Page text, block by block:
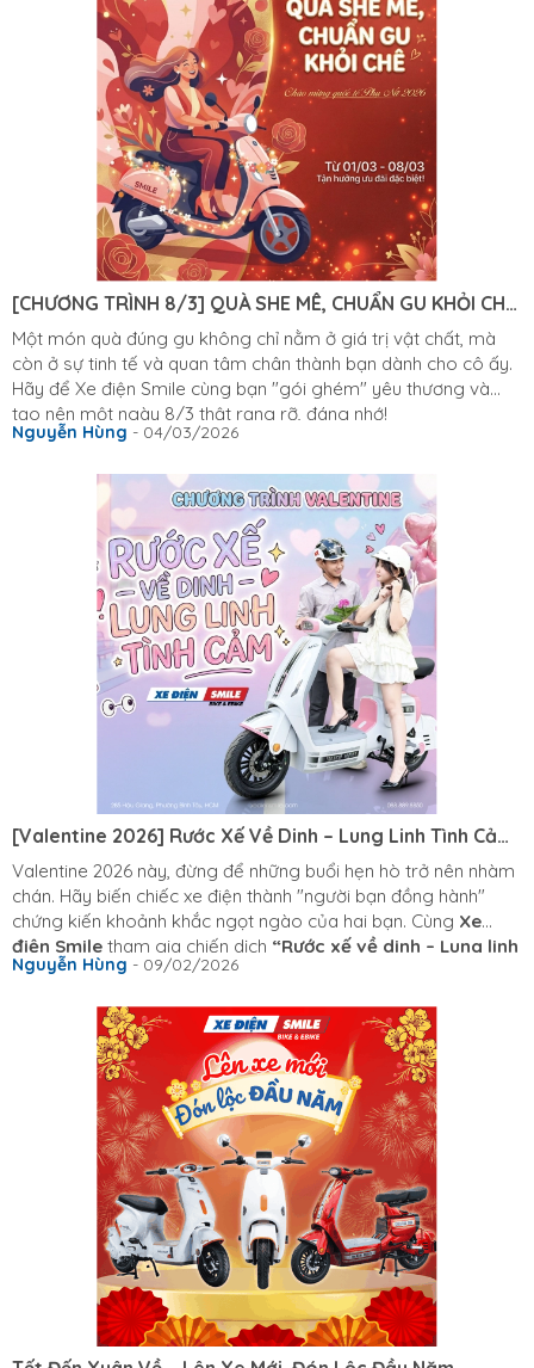
[CHƯƠNG TRÌNH 8/3] QUÀ SHE MÊ, CHUẨN GU KHỎI CHÊ
CÙNG XE ĐIỆN SMILE
Một món quà đúng gu không chỉ nằm ở giá trị vật chất, mà
còn ở sự tinh tế và quan tâm chân thành bạn dành cho cô ấy.
Hãy để Xe điện Smile cùng bạn "gói ghém" yêu thương và
tạo nên một ngày 8/3 thật rạng rỡ, đáng nhớ!
Nguyễn Hùng - 04/03/2026
[Valentine 2026] Rước Xế Về Dinh – Lung Linh Tình Cảm
Cùng Xe Điện Smile
Valentine 2026 này, đừng để những buổi hẹn hò trở nên nhàm
chán. Hãy biến chiếc xe điện thành "người bạn đồng hành"
chứng kiến khoảnh khắc ngọt ngào của hai bạn. Cùng Xe
điện Smile tham gia chiến dịch “Rước xế về dinh – Lung linh
tình cảm”để nhận ngay Combo quà tặng: Voucher độ tem
chất. Xe êm, xế xinh, tình mình thêm lung linh!
Nguyễn Hùng - 09/02/2026